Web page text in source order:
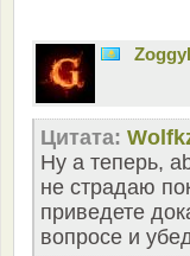
Цитата:
Ну а теперь,
не страдаю
приведете
вопросе и